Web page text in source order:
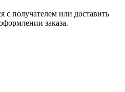
с получателем или доставить
заказа.